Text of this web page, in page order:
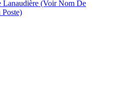
(Voir Nom De